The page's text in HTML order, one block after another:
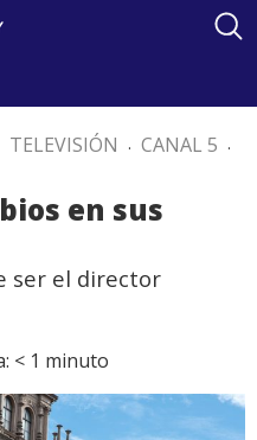
TELEVISIÓN . CANAL 5 .
en sus
ser el director
< 1 minuto